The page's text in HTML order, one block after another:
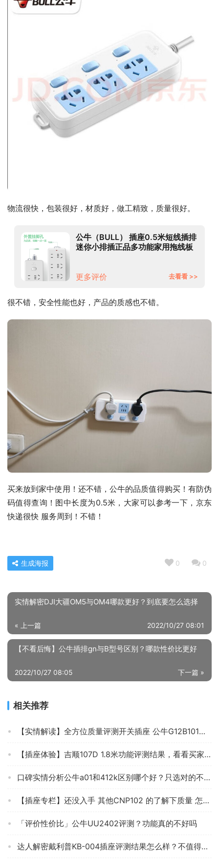
物流很快，包装很好，材质好，做工精致，质量很好。
公牛（BULL） 插座0.5米短线插排
迷你小排插正品多功能家用拖线板
更多评价
去看看 >>
很不错，安全性能也好，产品的质感也不错。
买来放到家中使用！还不错，公牛的品质值得购买！有防伪
码值得查询！图中长度为0.5米，大家可以参考一下，京东
快递很快 服务周到！不错！
0 0
生成海报
实情解密DJI大疆OM5与OM4哪款更好？到底要怎么选择
« 上一篇 2022/10/27 08:01
【不看后悔】公牛插排gn与B型号区别？哪款性价比更好
下一篇 »
2022/10/27 08:05
相关推荐
【实情解读】全方位质量评测开关插座 公牛G12B101怎么样？买前一定要先知道这些情况！
【插座体验】吉顺107D 1.8米功能评测结果，看看买家怎么样评价的
口碑实情分析公牛a01和412k区别哪个好？只选对的不选贵的
【插座专栏】还没入手 其他CNP102 的了解下质量 怎么样？评测报告来了！
「评价性价比」公牛UU2402评测？功能真的不好吗
达人解密戴利普KB-004插座评测结果怎么样？不值得买吗？